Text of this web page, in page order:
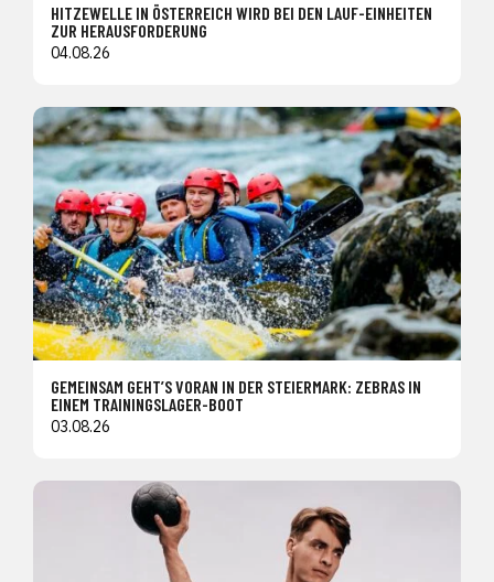
HITZEWELLE IN ÖSTERREICH WIRD BEI DEN LAUF-EINHEITEN
ZUR HERAUSFORDERUNG
04.08.26
GEMEINSAM GEHT’S VORAN IN DER STEIERMARK: ZEBRAS IN
EINEM TRAININGSLAGER-BOOT
03.08.26